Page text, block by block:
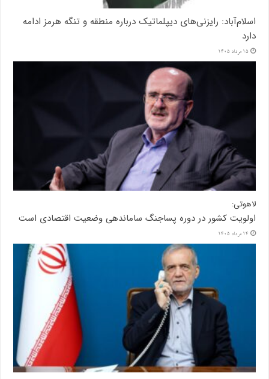
اسلام‌آباد: رایزنی‌های دیپلماتیک درباره منطقه و تنگه هرمز ادامه
دارد
15 مرداد 1405
لاهوتی:
اولویت کشور در دوره پساجنگ ساماندهی وضعیت اقتصادی است
14 مرداد 1405